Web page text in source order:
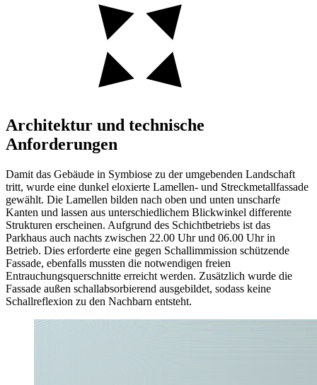
Architektur und technische
Anforderungen
Damit das Gebäude in Symbiose zu der umgebenden Landschaft
tritt, wurde eine dunkel eloxierte Lamellen- und Streckmetallfassade
gewählt. Die Lamellen bilden nach oben und unten unscharfe
Kanten und lassen aus unterschiedlichem Blickwinkel differente
Strukturen erscheinen. Aufgrund des Schichtbetriebs ist das
Parkhaus auch nachts zwischen 22.00 Uhr und 06.00 Uhr in
Betrieb. Dies erforderte eine gegen Schallimmission schützende
Fassade, ebenfalls mussten die notwendigen freien
Entrauchungsquerschnitte erreicht werden. Zusätzlich wurde die
Fassade außen schallabsorbierend ausgebildet, sodass keine
Schallreflexion zu den Nachbarn entsteht.